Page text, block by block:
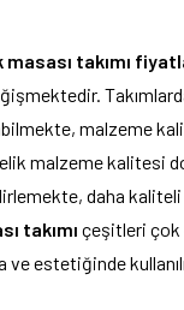
masası takımı
malzeme
malzeme kalitesi
daha
takımı çeşitleri çok
ve estetiğinde